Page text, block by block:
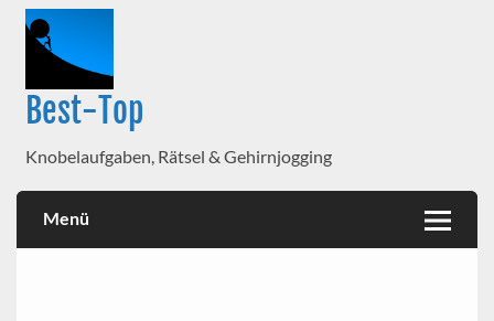
Best-Top
Knobelaufgaben, Rätsel & Gehirnjogging
Menü